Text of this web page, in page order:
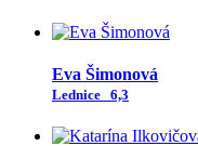
Eva Šimonová
Lednice 6,3